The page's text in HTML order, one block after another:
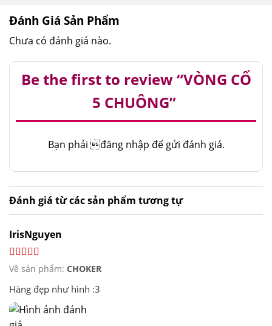
Đánh Giá Sản Phẩm
Chưa có đánh giá nào.
Be the first to review “VÒNG CỔ
5 CHUÔNG”
Bạn phải đăng nhập để gửi đánh giá.
Đánh giá từ các sản phẩm tương tự
IrisNguyen
Về sản phẩm: CHOKER
Hàng đẹp như hình :3